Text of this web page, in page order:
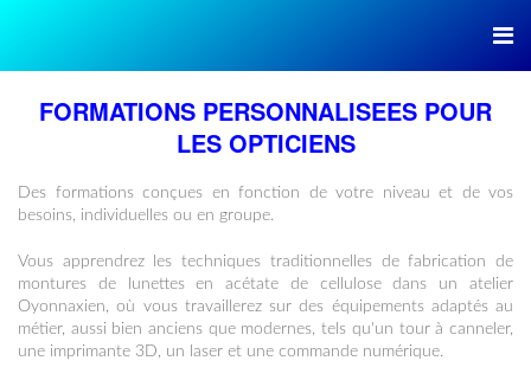
FORMATIONS PERSONNALISEES POUR
LES OPTICIENS
Des formations conçues en fonction de votre niveau et de vos
besoins, individuelles ou en groupe.
Vous apprendrez les techniques traditionnelles de fabrication de
montures de lunettes en acétate de cellulose dans un atelier
Oyonnaxien, où vous travaillerez sur des équipements adaptés au
métier, aussi bien anciens que modernes, tels qu'un tour à canneler,
une imprimante 3D, un laser et une commande numérique.